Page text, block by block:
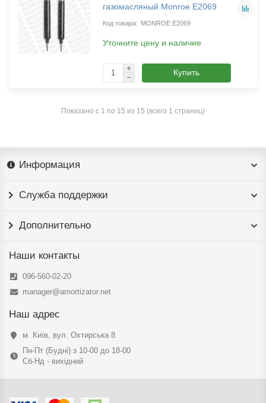
газомасляный Monroe E2069
MONROE E2069
Уточните цену и наличие
Купить
Показано с 1 по 15 из 15 (всего 1 страниц)
Информация
Служба поддержки
Дополнительно
Наши контакты
096-560-02-20
manager@amortizator.net
Наш адрес
м. Київ, вул. Охтирська 8
Пн-Пт (Будні) з 10-00 до 18-00
Сб-Нд - вихідний